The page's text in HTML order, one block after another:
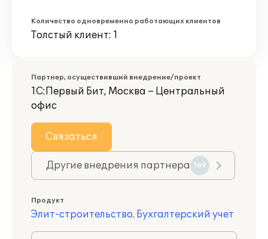
Количество одновременно работающих клиентов
Толстый клиент: 1
Партнер, осуществивший внедрение/проект
1С:Первый Бит, Москва – Центральный
офис
Связаться
Другие внедрения партнера 169
Продукт
Элит-строительство. Бухгалтерский учет